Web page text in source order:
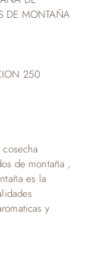
DE MONTAÑA
250
de montaña ,
es la
y